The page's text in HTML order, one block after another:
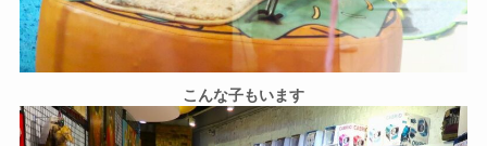
こんな子もいます